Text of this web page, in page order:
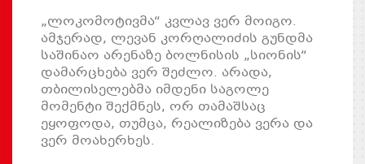
„ლოკომოტივმა“ კვლავ ვერ მოიგო.
ამჯერად, ლევან კორღალიძის გუნდმა
საშინაო არენაზე ბოლნისის „სიონის“
დამარცხება ვერ შეძლო. არადა,
თბილისელებმა იმდენი საგოლე
მომენტი შექმნეს, ორ თამაშსაც
ეყოფოდა, თუმცა, რეალიზება ვერა და
ვერ მოახერხეს.